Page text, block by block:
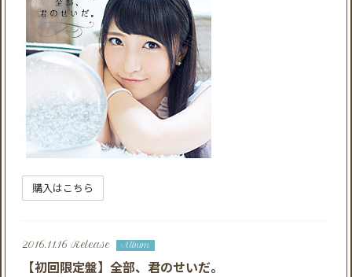
購入はこちら
2016.11.16 Release Album
【初回限定盤】全部、君のせいだ。